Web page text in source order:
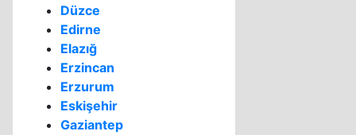
Düzce
Edirne
Elazığ
Erzincan
Erzurum
Eskişehir
Gaziantep